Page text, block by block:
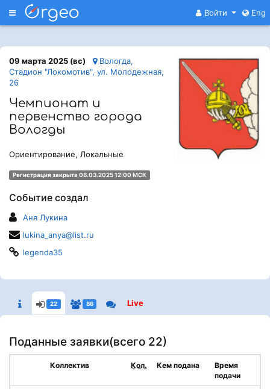
Меню Войти Eng
09 марта 2025 (вс)
Вологда,
Стадион "Локомотив", ул. Молодежная,
26
Чемпионат и
первенство города
Вологды
Ориентирование, Локальные
Регистрация закрыта 08.03.2025 12:00 МСК
Событие создал
Аня Лукина
lukina_anya@list.ru
legenda35
22 86 Live
Поданные заявки(всего 22)
Коллектив Кол. Кем подана
Время
подачи